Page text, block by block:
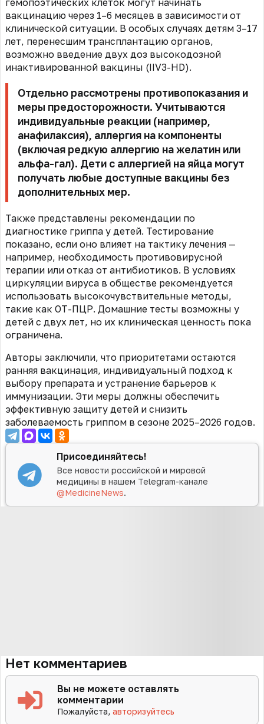
гемопоэтических клеток могут начинать
вакцинацию через 1–6 месяцев в зависимости от
клинической ситуации. В особых случаях детям 3–17
лет, перенесшим трансплантацию органов,
возможно введение двух доз высокодозной
инактивированной вакцины (IIV3-HD).
Отдельно рассмотрены противопоказания и
меры предосторожности. Учитываются
индивидуальные реакции (например,
анафилаксия), аллергия на компоненты
(включая редкую аллергию на желатин или
альфа-гал). Дети с аллергией на яйца могут
получать любые доступные вакцины без
дополнительных мер.
Также представлены рекомендации по
диагностике гриппа у детей. Тестирование
показано, если оно влияет на тактику лечения —
например, необходимость противовирусной
терапии или отказ от антибиотиков. В условиях
циркуляции вируса в обществе рекомендуется
использовать высокочувствительные методы,
такие как ОТ-ПЦР. Домашние тесты возможны у
детей с двух лет, но их клиническая ценность пока
ограничена.
Авторы заключили, что приоритетами остаются
ранняя вакцинация, индивидуальный подход к
выбору препарата и устранение барьеров к
иммунизации. Эти меры должны обеспечить
эффективную защиту детей и снизить
заболеваемость гриппом в сезоне 2025–2026 годов.
Присоединяйтесь!
Все новости российской и мировой
медицины в нашем Telegram-канале
@MedicineNews.
Нет комментариев
Вы не можете оставлять
комментарии
Пожалуйста,авторизуйтесь